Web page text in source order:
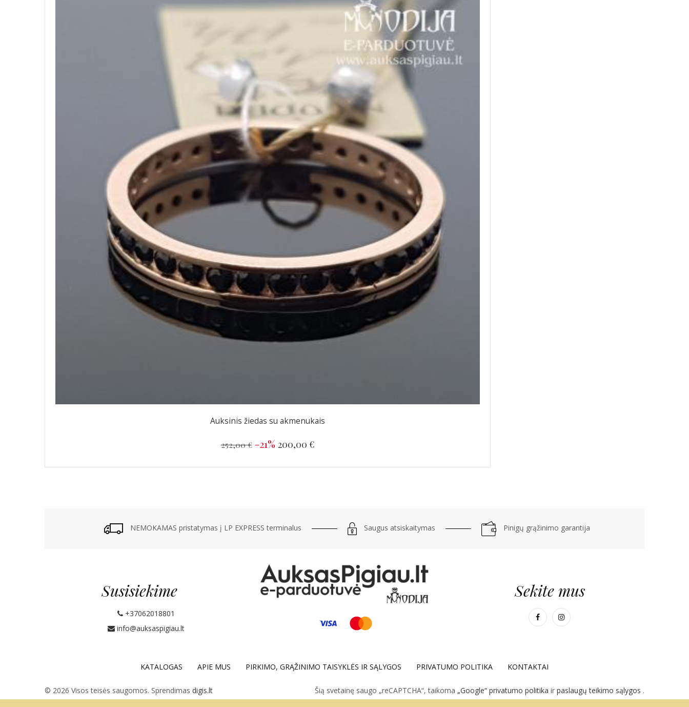
Auksinis žiedas su akmenukais
252,00 € -21% 200,00 €
NEMOKAMAS pristatymas į LP EXPRESS terminalus Saugus atsiskaitymas Pinigų grąžinimo garantija
Susisiekime
+37062018801
info@auksaspigiau.lt
Sekite mus
KATALOGAS APIE MUS PIRKIMO, GRĄŽINIMO TAISYKLĖS IR SĄLYGOS PRIVATUMO POLITIKA KONTAKTAI
© 2026 Visos teisės saugomos. Sprendimas digis.lt Šią svetainę saugo „reCAPTCHA“, taikoma „Google“ privatumo politika ir paslaugų teikimo sąlygos .